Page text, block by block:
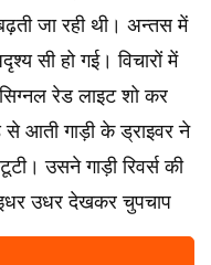
जा रही थी। अन्तस में
सी हो गई। विचारों में
रेड लाइट शो कर
आती गाड़ी के ड्राइवर ने
उसने गाड़ी रिवर्स की
उधर देखकर चुपचाप